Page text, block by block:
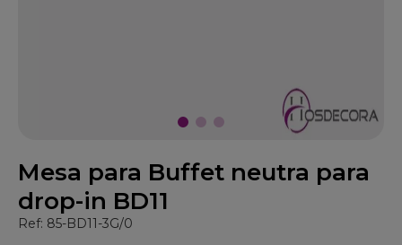
Mesa para Buffet neutra para
drop-in BD11
Ref: 85-BD11-3G/0